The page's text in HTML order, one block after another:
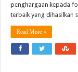
penghargaan kepada
terbaik yang dihasilkan
Read More »